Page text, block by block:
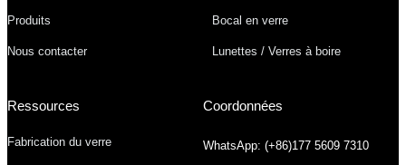
Produits
Nous contacter
Bocal en verre
Lunettes / Verres à boire
Ressources
Fabrication du verre
Coordonnées
WhatsApp: (+86)177 5609 7310